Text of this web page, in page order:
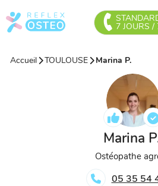
7 JOURS /
Accueil TOULOUSE Marina P.
Marina
Ostéopathe
05 35 54